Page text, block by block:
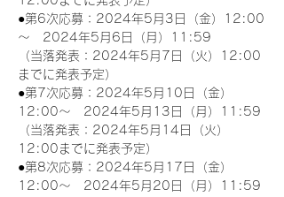
●第6次応募：2024年5月3日（金）12:00
～　2024年5月6日（月）11:59
（当落発表：2024年5月7日（火）12:00
までに発表予定）
●第7次応募：2024年5月10日（金）
12:00～　2024年5月13日（月）11:59
（当落発表：2024年5月14日（火）
12:00までに発表予定）
●第8次応募：2024年5月17日（金）
12:00～　2024年5月20日（月）11:59